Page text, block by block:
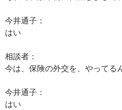
今井通子：
はい
相談者：
今は、保険の外交を、やってる
今井通子：
はい